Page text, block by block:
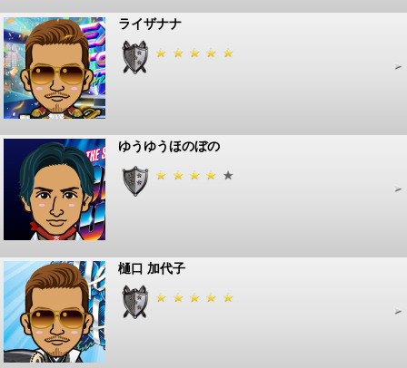
ライザナナ
ゆうゆうほのぼの
樋口 加代子